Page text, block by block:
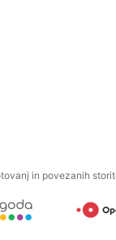
in povezanih